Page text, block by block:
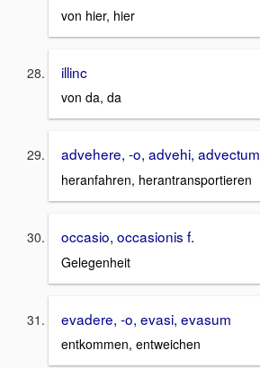
von hier, hier
illinc
von da, da
advehere, -o, advehi, advectum
heranfahren, herantransportieren
occasio, occasionis f.
Gelegenheit
evadere, -o, evasi, evasum
entkommen, entweichen